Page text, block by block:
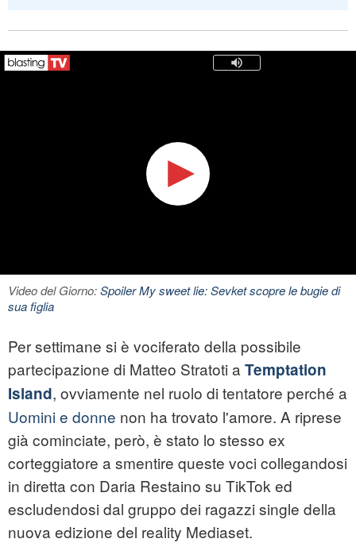
Video del Giorno:Spoiler My sweet lie: Sevket scopre le bugie di
sua figlia
Per settimane si è vociferato della possibile
partecipazione di Matteo Stratoti a Temptation
Island, ovviamente nel ruolo di tentatore perché a
Uomini e donne non ha trovato l'amore. A riprese
già cominciate, però, è stato lo stesso ex
corteggiatore a smentire queste voci collegandosi
in diretta con Daria Restaino su TikTok ed
escludendosi dal gruppo dei ragazzi single della
nuova edizione del reality Mediaset.